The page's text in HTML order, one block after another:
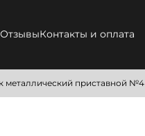
ОтзывыКонтакты и оплата
металлический приставной №4